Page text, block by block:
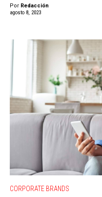
Por Redacción
agosto 8, 2023
CORPORATE BRANDS